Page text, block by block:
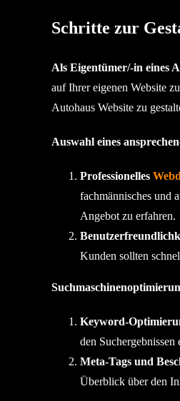
Schritte zur
Als Eigentümer/-in eines
auf Ihrer eigenen Website
Autohaus Website zu
Auswahl eines
Professionelles
fachmännisches und
Angebot zu erfahren.
Kunden sollten
Keyword-
den
Meta-Tags und
Überblick über den